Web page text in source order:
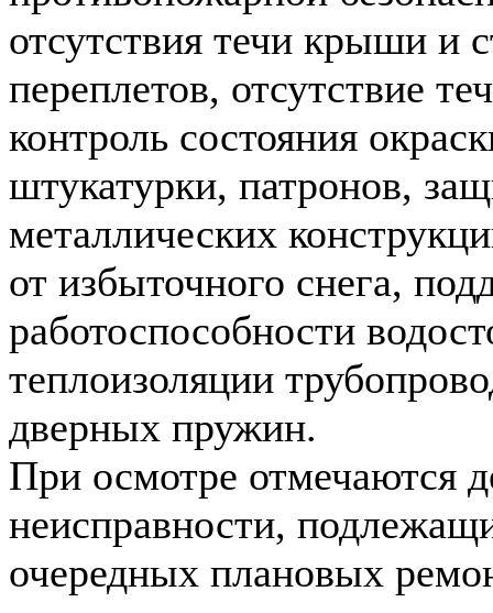
отсутствия течи крыши и
переплетов, отсутствие
контроль состояния
штукатурки, патронов,
металлических
от избыточного снега,
работоспособности
теплоизоляции
дверных пружин.
При осмотре отмечаются
неисправности,
очередных плановых